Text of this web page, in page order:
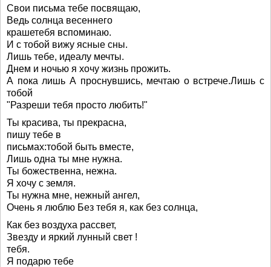
Свои письма тебе посвящаю,
Ведь солнца весеннего
крашетебя вспоминаю.
И с тобой вижу ясные сны.
Лишь тебе, идеалу мечты.
Днем и ночью я хочу жизнь прожить.
А пока лишь А проснувшись, мечтаю о встрече.Лишь с
тобой
"Разреши тебя просто любить!"
Ты красива, ты прекрасна,
пишу тебе в
письмах:тобой быть вместе,
Лишь одна ты мне нужна.
Ты божественна, нежна.
Я хочу с земля.
Ты нужна мне, нежный ангел,
Очень я люблю Без тебя я, как без солнца,
Как без воздуха рассвет,
Звезду и яркий лунный свет !
тебя.
Я подарю тебе